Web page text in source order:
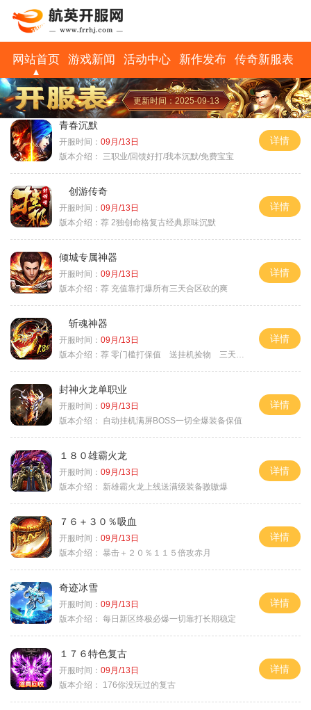
网站首页 游戏新闻 活动中心 新作发布 传奇新服表
更新时间：2025-09-13
青春沉默
开服时间： 09月/13日
版本介绍：
三职业/回馈好打/我本沉默/免费宝宝
详情
创游传奇
开服时间： 09月/13日
版本介绍： 荐 2独创命格复古经典原味沉默
详情
倾城专属神器
开服时间： 09月/13日
版本介绍： 荐 充值靠打爆所有三天合区砍的爽
详情
斩魂神器
开服时间： 09月/13日
版本介绍： 荐 零门槛打保值 送挂机捡物 三天合区
详情
封神火龙单职业
开服时间： 09月/13日
版本介绍：
自动挂机满屏BOSS一切全爆装备保值
详情
１８０雄霸火龙
开服时间： 09月/13日
版本介绍：
新雄霸火龙上线送满级装备嗷嗷爆
详情
７６＋３０％吸血
开服时间： 09月/13日
版本介绍： 暴击＋２０％１１５倍攻赤月
详情
奇迹冰雪
开服时间： 09月/13日
版本介绍： 每日新区终极必爆一切靠打长期稳定
详情
１７６特色复古
开服时间： 09月/13日
版本介绍：
176你没玩过的复古
详情